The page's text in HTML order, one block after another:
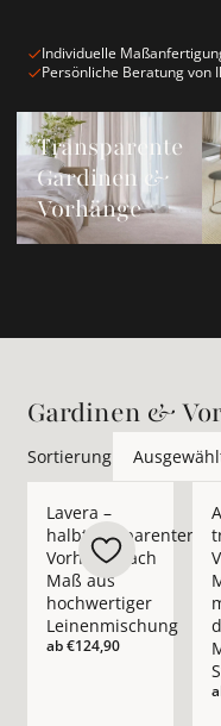
Individuelle
Persönliche Beratung von
Transparente Gardinen
Transparente
Gardinen &
Vorhänge
Gardinen &
Sortierung
Lavera –
halbtransparenter
Vorhang nach
Maß aus
hochwertiger
Leinenmischung
ab€124,90